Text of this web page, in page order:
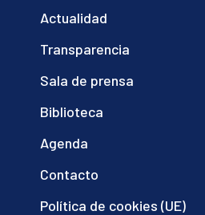
Actualidad
Transparencia
Sala de prensa
Biblioteca
Agenda
Contacto
Política de cookies (UE)